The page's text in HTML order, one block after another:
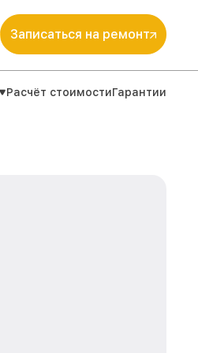
Записаться на ремонт
Расчёт стоимостиГарантии